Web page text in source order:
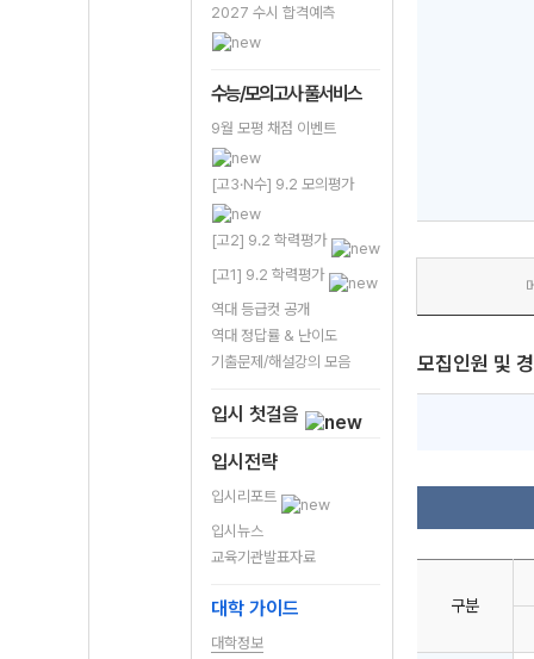
2027 수시 합격예측
수능/모의고사 풀서비스
9월 모평 채점 이벤트
[고3·N수] 9.2 모의평가
[고2] 9.2 학력평가
[고1] 9.2 학력평가
역대 등급컷 공개
역대 정답률 & 난이도
기출문제/해설강의 모음
입시 첫걸음
입시전략
입시리포트
입시뉴스
교육기관발표자료
대학 가이드
대학정보
모집인원 및
구분